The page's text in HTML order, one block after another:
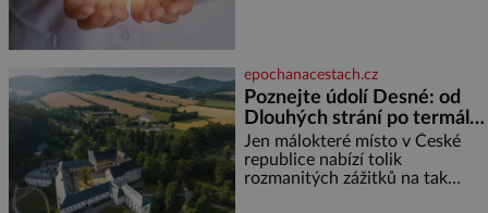
jméno kolegy z práce. Nebo
marně v paměti lovíte název
knížky, kterou jste nedávno
přečetli. Je to opravdu tak, s
věkem jako kdyby se paměť
rozhodla stávkovat. Cvičte
epochanacestach.cz
Poznejte údolí Desné: od
Dlouhých strání po termální
prameny
Jen málokteré místo v České
republice nabízí tolik
rozmanitých zážitků na tak